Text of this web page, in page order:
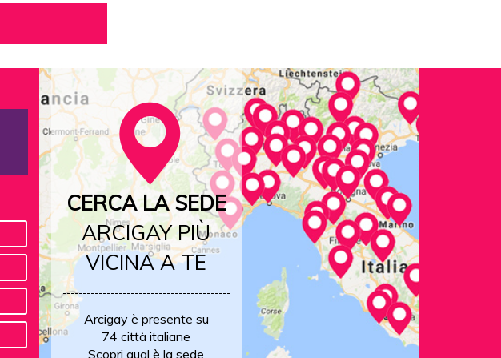
CERCA LA SEDE
ARCIGAY PIÙ
VICINA A TE
Arcigay è presente su
74 città italiane
Scopri qual è la sede